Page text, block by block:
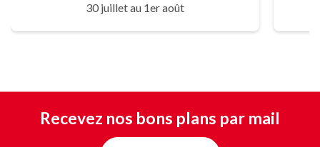
30 juillet au 1er août
Recevez nos bons plans par mail